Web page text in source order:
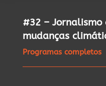
#32 – Jornalismo
mudanças
Programas completos